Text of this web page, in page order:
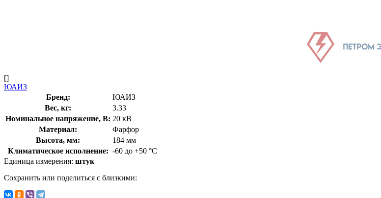
[]
ЮАИЗ
Бренд:
ЮАИЗ
Вес, кг:
3.33
Номинальное напряжение, В: 20 кВ
Материал:
Фарфор
Высота, мм:
184 мм
Климатическое исполнение: -60 до +50 °С
Единица измерения: штук
Сохранить или поделиться с близкими: